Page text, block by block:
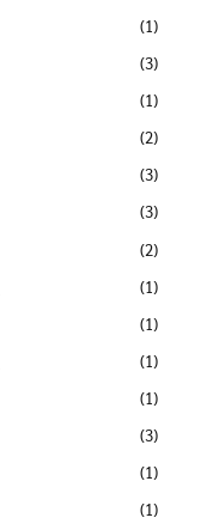
(1)
(3)
(1)
(2)
(3)
(3)
(2)
(1)
(1)
(1)
(1)
(3)
(1)
(1)